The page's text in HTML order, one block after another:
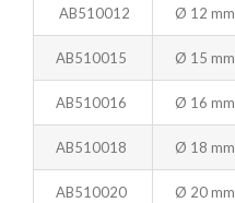
AB510012 Ø 12 mm
AB510015 Ø 15 mm
AB510016 Ø 16 mm
AB510018 Ø 18 mm
AB510020 Ø 20 mm